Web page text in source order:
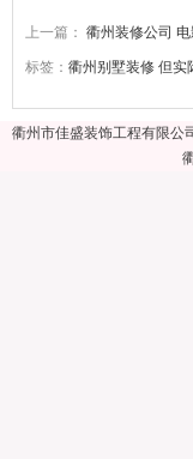
上一篇： 衢州装修公司
标签： 衢州别墅装修 但实
衢州市佳盛装饰工程有限公